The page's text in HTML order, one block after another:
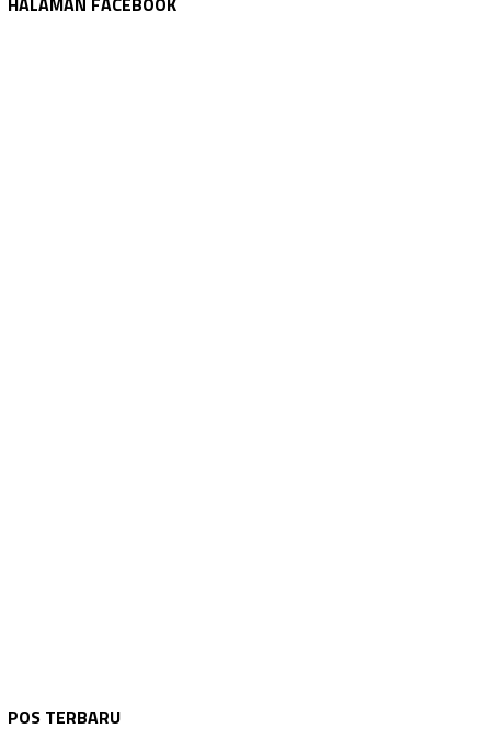
POS TERBARU
Polres Seruyan Laksanakan Patroli Dan Mo…
Patroli Presisi Dialogis Polres Seruyan,…
WARTA KEPOLISIAN
Bhabinkamtibmas Sambang Dan Sosialisasik…
WARTA KEPOLISIAN
WARTA KEPOLISIAN